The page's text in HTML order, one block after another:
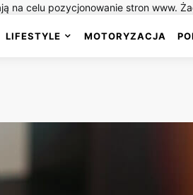
na celu pozycjonowanie stron www.
LIFESTYLE MOTORYZACJA